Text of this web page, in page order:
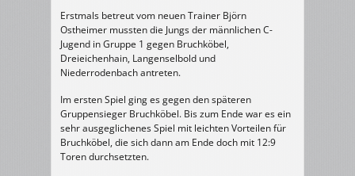
Erstmals betreut vom neuen Trainer Björn
Ostheimer mussten die Jungs der männlichen C-
Jugend in Gruppe 1 gegen Bruchköbel,
Dreieichenhain, Langenselbold und
Niederrodenbach antreten.
Im ersten Spiel ging es gegen den späteren
Gruppensieger Bruchköbel. Bis zum Ende war es ein
sehr ausgeglichenes Spiel mit leichten Vorteilen für
Bruchköbel, die sich dann am Ende doch mit 12:9
Toren durchsetzten.